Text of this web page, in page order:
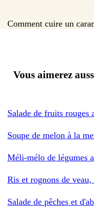
Comment cuire un
Vous aimerez
Salade de fruits rouges
Soupe de melon à la
Méli-mélo de légumes
Ris et rognons de
Salade de pêches et